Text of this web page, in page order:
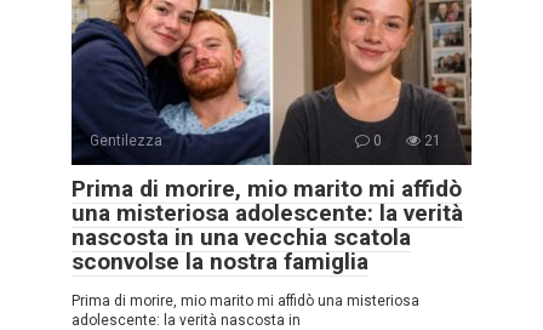
Gentilezza 0 21
Prima di morire, mio marito mi affidò
una misteriosa adolescente: la verità
nascosta in una vecchia scatola
sconvolse la nostra famiglia
Prima di morire, mio marito mi affidò una misteriosa
adolescente: la verità nascosta in